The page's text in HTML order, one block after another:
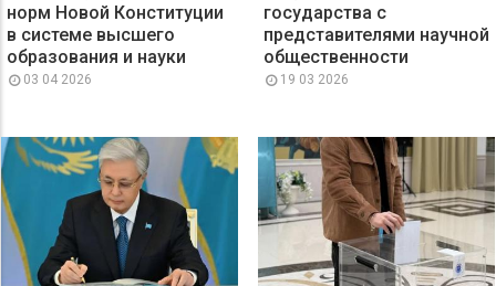
норм Новой Конституции
в системе высшего
образования и науки
03 04 2026
государства с
представителями научной
общественности
19 03 2026